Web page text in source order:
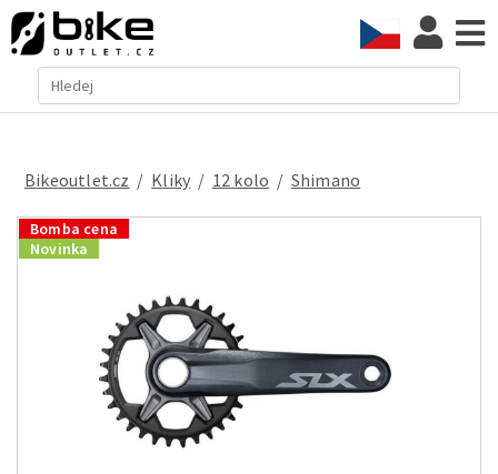
Bikeoutlet.cz / kliky / 12 kolo / Shimano
Bomba cena
Novinka